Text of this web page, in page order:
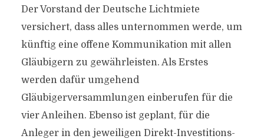
Der Vorstand der Deutsche Lichtmiete
versichert, dass alles unternommen werde, um
künftig eine offene Kommunikation mit allen
Gläubigern zu gewährleisten. Als Erstes
werden dafür umgehend
Gläubigerversammlungen einberufen für die
vier Anleihen. Ebenso ist geplant, für die
Anleger in den jeweiligen Direkt-Investitions-